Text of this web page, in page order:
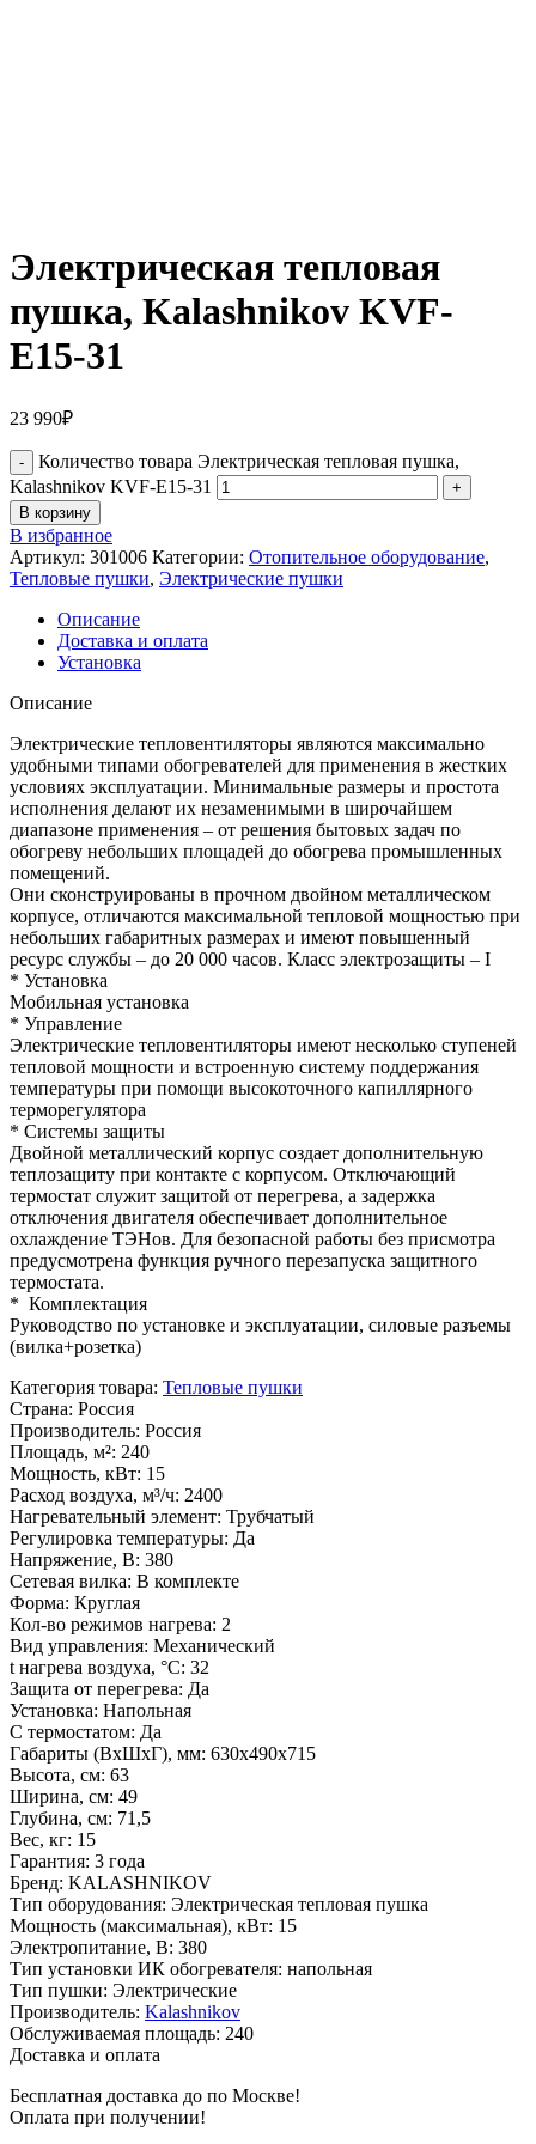
Электрическая тепловая
пушка, Kalashnikov KVF-
E15-31
23 990₽
Количество товара Электрическая тепловая пушка,
Kalashnikov KVF-E15-31
В корзину
В избранное
Артикул: 301006 Категории: Отопительное оборудование,
Тепловые пушки, Электрические пушки
Описание
Доставка и оплата
Установка
Описание
Электрические тепловентиляторы являются максимально
удобными типами обогревателей для применения в жестких
условиях эксплуатации. Минимальные размеры и простота
исполнения делают их незаменимыми в широчайшем
диапазоне применения – от решения бытовых задач по
обогреву небольших площадей до обогрева промышленных
помещений.
Они сконструированы в прочном двойном металлическом
корпусе, отличаются максимальной тепловой мощностью при
небольших габаритных размерах и имеют повышенный
ресурс службы – до 20 000 часов. Класс электрозащиты – I
* Установка
Мобильная установка
* Управление
Электрические тепловентиляторы имеют несколько ступеней
тепловой мощности и встроенную систему поддержания
температуры при помощи высокоточного капиллярного
терморегулятора
* Системы защиты
Двойной металлический корпус создает дополнительную
теплозащиту при контакте с корпусом. Отключающий
термостат служит защитой от перегрева, а задержка
отключения двигателя обеспечивает дополнительное
охлаждение ТЭНов. Для безопасной работы без присмотра
предусмотрена функция ручного перезапуска защитного
термостата.
* Комплектация
Руководство по установке и эксплуатации, силовые разъемы
(вилка+розетка)
Категория товара: Тепловые пушки
Страна: Россия
Производитель: Россия
Площадь, м²: 240
Мощность, кВт: 15
Расход воздуха, м³/ч: 2400
Нагревательный элемент: Трубчатый
Регулировка температуры: Да
Напряжение, В: 380
Сетевая вилка: В комплекте
Форма: Круглая
Кол-во режимов нагрева: 2
Вид управления: Механический
t нагрева воздуха, °С: 32
Защита от перегрева: Да
Установка: Напольная
С термостатом: Да
Габариты (ВхШхГ), мм: 630х490x715
Высота, см: 63
Ширина, см: 49
Глубина, см: 71,5
Вес, кг: 15
Гарантия: 3 года
Бренд: KALASHNIKOV
Тип оборудования: Электрическая тепловая пушка
Мощность (максимальная), кВт: 15
Электропитание, В: 380
Тип установки ИК обогревателя: напольная
Тип пушки: Электрические
Производитель: Kalashnikov
Обслуживаемая площадь: 240
Доставка и оплата
Бесплатная доставка до по Москве!
Оплата при получении!